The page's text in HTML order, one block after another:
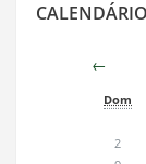
Calendário
CALENDÁRIO
←
Dom
2